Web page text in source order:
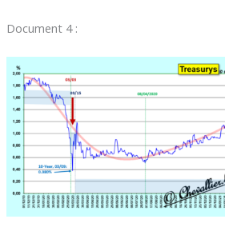
Document 4 :